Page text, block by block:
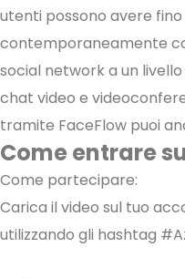
utenti possono avere
contemporaneamente
social network a un
chat video e
tramite FaceFlow puoi
Come entrare
Come partecipare:
Carica il video sul tuo
utilizzando gli hashtag